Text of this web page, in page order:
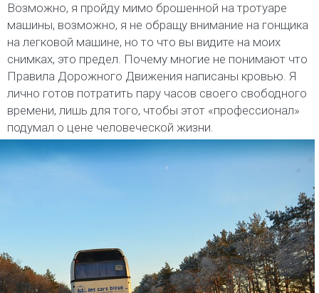
Возможно, я пройду мимо брошенной на тротуаре
машины, возможно, я не обращу внимание на гонщика
на легковой машине, но то что вы видите на моих
снимках, это предел. Почему многие не понимают что
Правила Дорожного Движения написаны кровью. Я
лично готов потратить пару часов своего свободного
времени, лишь для того, чтобы этот «профессионал»
подумал о цене человеческой жизни.